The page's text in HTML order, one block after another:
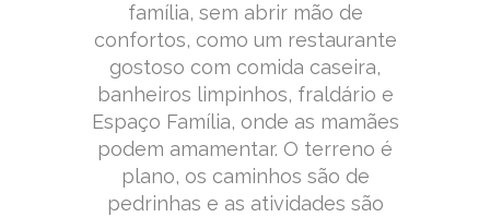
família, sem abrir mão de
confortos, como um restaurante
gostoso com comida caseira,
banheiros limpinhos, fraldário e
Espaço Família, onde as mamães
podem amamentar. O terreno é
plano, os caminhos são de
pedrinhas e as atividades são